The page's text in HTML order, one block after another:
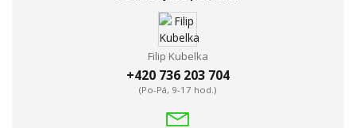
Filip Kubelka
+420 736 203 704
(Po-Pá, 9-17 hod.)